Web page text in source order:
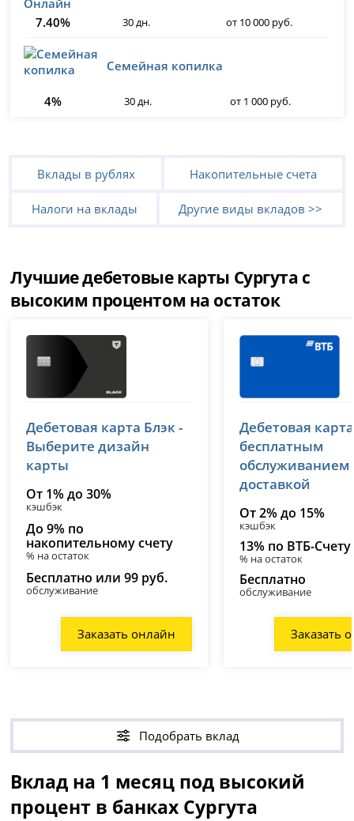
7.40% 30 дн. от 10 000 руб.
Семейная копилка
4% 30 дн. от 1 000 руб.
Вклады в рублях Накопительные счета
Налоги на вклады Другие виды вкладов >>
Лучшие дебетовые карты Сургута с
высоким процентом на остаток
лицензия № 2673
Дебетовая карта Блэк -
Выберите дизайн
карты
От 1% до 30%
кэшбэк
До 9% по
накопительному счету
% на остаток
Бесплатно или 99 руб.
обслуживание
Заказать онлайн
лицензия № 1000
Дебетовая
бесплатным
обслуживанием
доставкой
От 2% до 15%
кэшбэк
13% по ВТБ-Счету
% на остаток
Бесплатно
обслуживание
Заказать
Подобрать вклад
Вклад на 1 месяц под высокий
процент в банках Сургута